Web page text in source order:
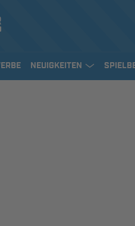
NEUIGKEITEN